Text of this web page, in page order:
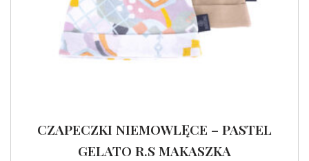
CZAPECZKI NIEMOWLĘCE – PASTEL
GELATO R.S MAKASZKA